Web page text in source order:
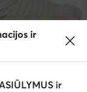
ir
ir